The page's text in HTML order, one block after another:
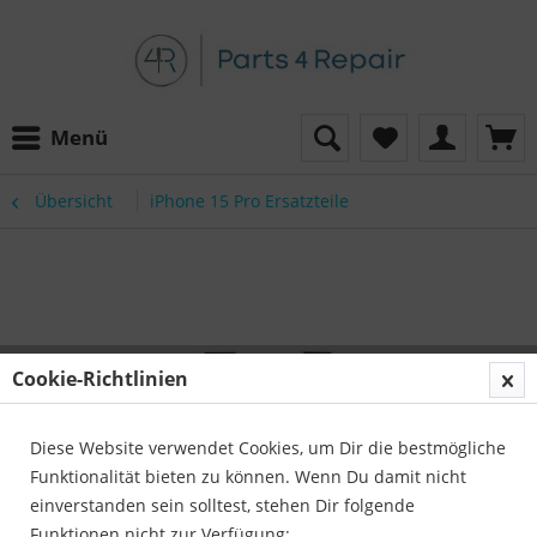
Menü
Übersicht iPhone 15 Pro Ersatzteile
Cookie-Richtlinien
Diese Website verwendet Cookies, um Dir die bestmögliche
Funktionalität bieten zu können. Wenn Du damit nicht
einverstanden sein solltest, stehen Dir folgende